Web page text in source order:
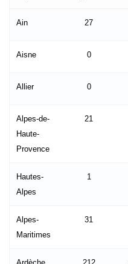
Ain 27
Aisne 0
Allier 0
Alpes-de-
Haute-
Provence
21
Hautes-
Alpes
1
Alpes-
Maritimes
31